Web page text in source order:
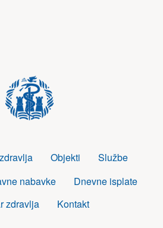
Objekti
Službe
nabavke
Dnevne isplate
zdravlja
Kontakt